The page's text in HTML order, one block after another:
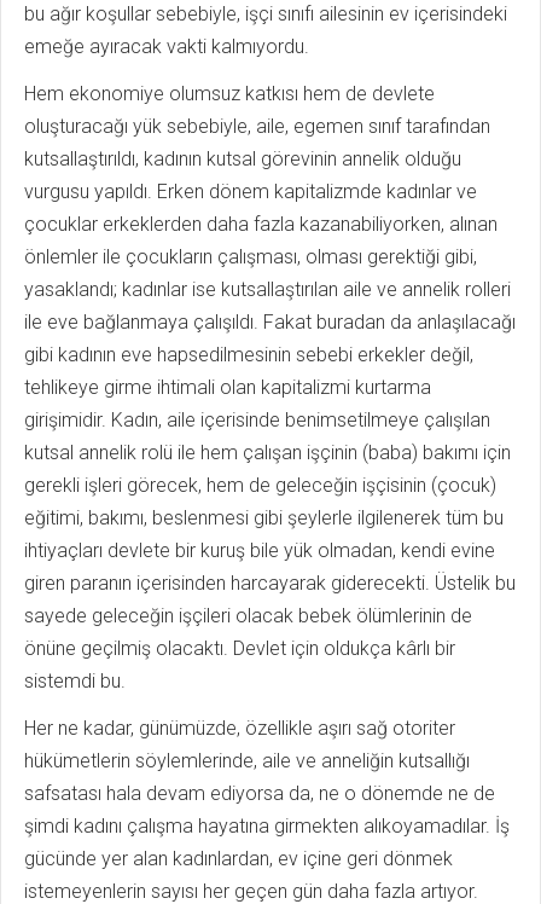
bu ağır koşullar sebebiyle, işçi sınıfı ailesinin ev içerisindeki
emeğe ayıracak vakti kalmıyordu.
Hem ekonomiye olumsuz katkısı hem de devlete
oluşturacağı yük sebebiyle, aile, egemen sınıf tarafından
kutsallaştırıldı, kadının kutsal görevinin annelik olduğu
vurgusu yapıldı. Erken dönem kapitalizmde kadınlar ve
çocuklar erkeklerden daha fazla kazanabiliyorken, alınan
önlemler ile çocukların çalışması, olması gerektiği gibi,
yasaklandı; kadınlar ise kutsallaştırılan aile ve annelik rolleri
ile eve bağlanmaya çalışıldı. Fakat buradan da anlaşılacağı
gibi kadının eve hapsedilmesinin sebebi erkekler değil,
tehlikeye girme ihtimali olan kapitalizmi kurtarma
girişimidir. Kadın, aile içerisinde benimsetilmeye çalışılan
kutsal annelik rolü ile hem çalışan işçinin (baba) bakımı için
gerekli işleri görecek, hem de geleceğin işçisinin (çocuk)
eğitimi, bakımı, beslenmesi gibi şeylerle ilgilenerek tüm bu
ihtiyaçları devlete bir kuruş bile yük olmadan, kendi evine
giren paranın içerisinden harcayarak giderecekti. Üstelik bu
sayede geleceğin işçileri olacak bebek ölümlerinin de
önüne geçilmiş olacaktı. Devlet için oldukça kârlı bir
sistemdi bu.
Her ne kadar, günümüzde, özellikle aşırı sağ otoriter
hükümetlerin söylemlerinde, aile ve anneliğin kutsallığı
safsatası hala devam ediyorsa da, ne o dönemde ne de
şimdi kadını çalışma hayatına girmekten alıkoyamadılar. İş
gücünde yer alan kadınlardan, ev içine geri dönmek
istemeyenlerin sayısı her geçen gün daha fazla artıyor.